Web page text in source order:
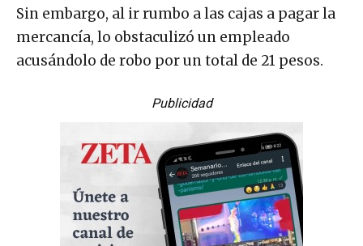
Sin embargo, al ir rumbo a las cajas a pagar la
mercancía, lo obstaculizó un empleado
acusándolo de robo por un total de 21 pesos.
Publicidad